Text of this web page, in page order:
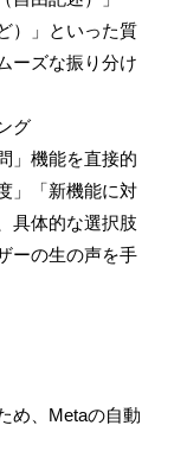
）」といった質
ーズな振り分け
グ
」機能を直接的
」「新機能に対
具体的な選択肢
ーの生の声を手
め、Metaの自動